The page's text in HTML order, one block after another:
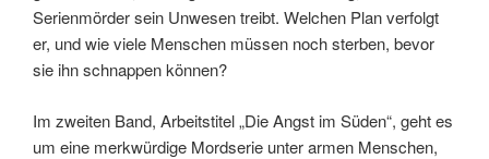
Serienmörder sein Unwesen treibt. Welchen Plan verfolgt
er, und wie viele Menschen müssen noch sterben, bevor
sie ihn schnappen können?
Im zweiten Band, Arbeitstitel „Die Angst im Süden“, geht es
um eine merkwürdige Mordserie unter armen Menschen,